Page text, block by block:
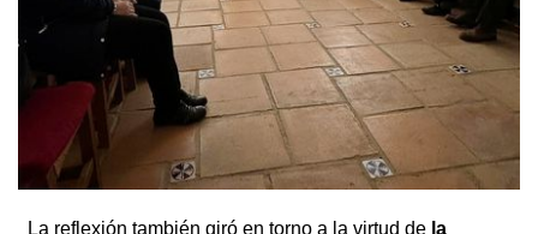
La reflexión también giró en torno a la virtud de la